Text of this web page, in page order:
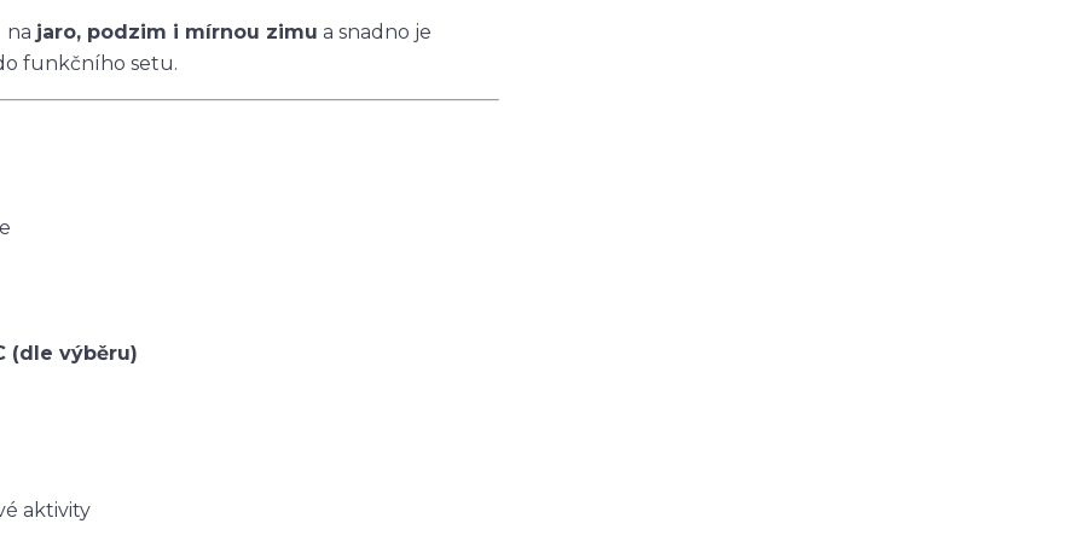
na jaro, podzim i mírnou zimu a snadno je
funkčního setu.
(dle výběru)
aktivity